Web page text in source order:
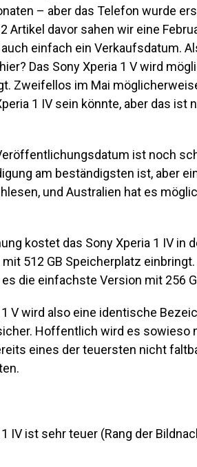
– aber das Telefon wurde
Artikel davor sahen wir eine
einfach ein Verkaufsdatum.
Das Sony Xperia 1 V wird
Zweifellos im Mai
1 IV sein könnte, aber das ist
ist noch
am beständigsten ist, aber
und Australien hat es
kostet das Sony Xperia 1 IV in
512 GB Speicherplatz
die einfachste Version mit 256
1 V wird also eine identische
Hoffentlich wird es sowieso
eines der teuersten nicht
IV ist sehr teuer (Rang der